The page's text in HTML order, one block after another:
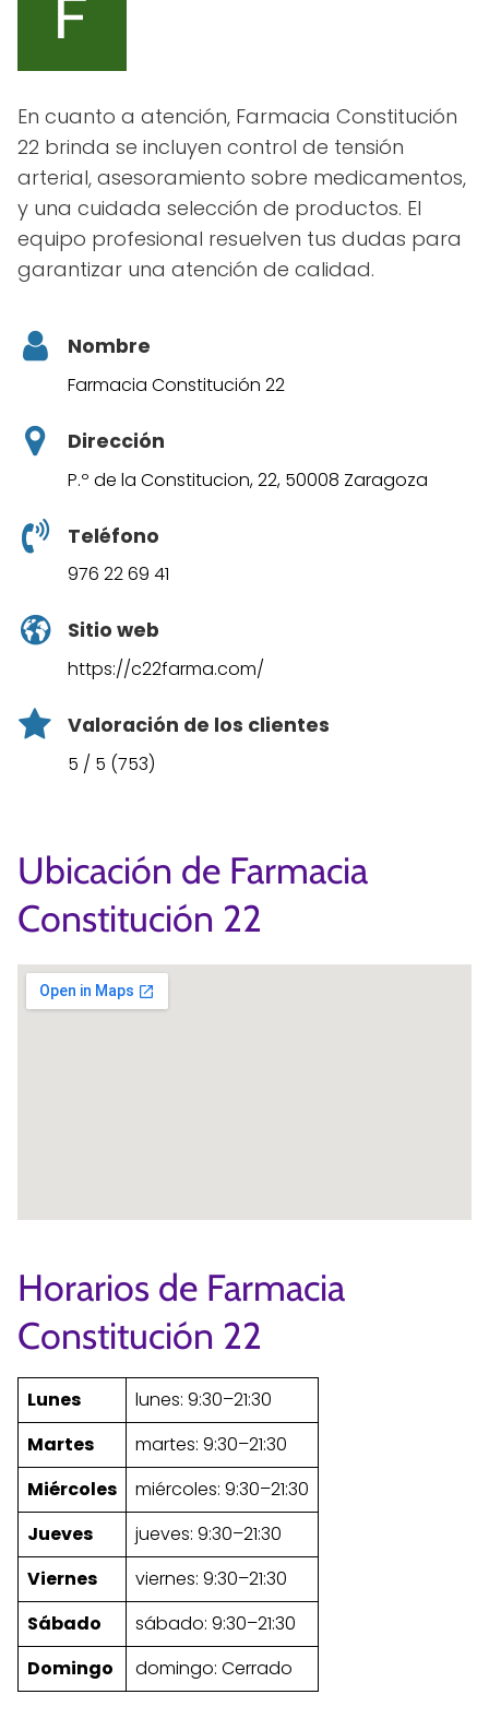
En cuanto a atención, Farmacia Constitución
22 brinda se incluyen control de tensión
arterial, asesoramiento sobre medicamentos,
y una cuidada selección de productos. El
equipo profesional resuelven tus dudas para
garantizar una atención de calidad.
Nombre
Farmacia Constitución 22
Dirección
P.º de la Constitucion, 22, 50008 Zaragoza
Teléfono
976 22 69 41
Sitio web
https://c22farma.com/
Valoración de los clientes
5 / 5 (753)
Ubicación de Farmacia
Constitución 22
Horarios de Farmacia
Constitución 22
Lunes
lunes: 9:30–21:30
Martes
martes: 9:30–21:30
Miércoles
miércoles: 9:30–21:30
Jueves
jueves: 9:30–21:30
Viernes
viernes: 9:30–21:30
Sábado
sábado: 9:30–21:30
Domingo
domingo: Cerrado